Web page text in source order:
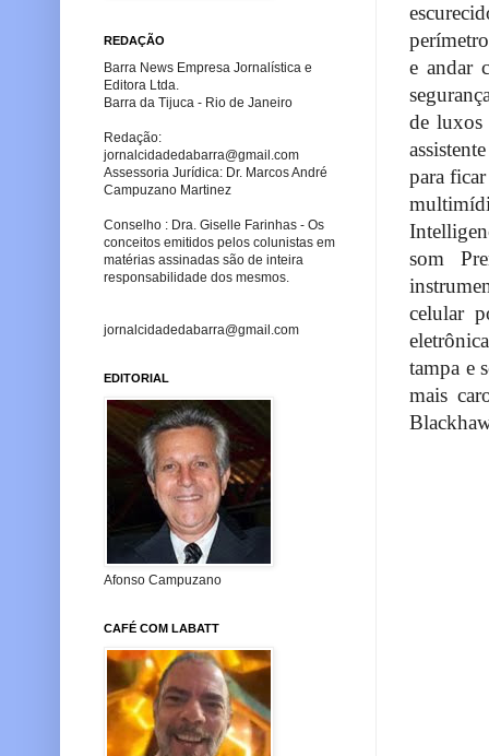
e andar
de luxos
para
som
celular
tampa e
mais
REDAÇÃO
Barra News Empresa Jornalística e
Editora Ltda.
Barra da Tijuca - Rio de Janeiro
Redação:
jornalcidadedabarra@gmail.com
Assessoria Jurídica: Dr. Marcos André
Campuzano Martinez
Conselho : Dra. Giselle Farinhas - Os
conceitos emitidos pelos colunistas em
matérias assinadas são de inteira
responsabilidade dos mesmos.
jornalcidadedabarra@gmail.com
EDITORIAL
Afonso Campuzano
CAFÉ COM LABATT